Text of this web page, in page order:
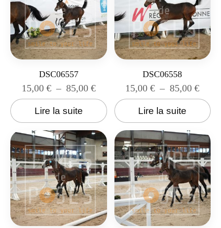
DSC06557
15,00 € – 85,00 €
Lire la suite
DSC06558
15,00€ – 85,00€
Lire la suite